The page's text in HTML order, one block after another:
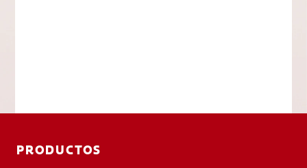
PRODUCTOS